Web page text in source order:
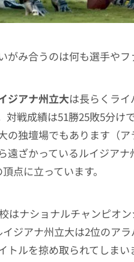
がみ合うのは何も選手やフ
ジアナ州立大は長らくラ
対戦成績は51勝25敗5分
の独壇場でもあります（
遠ざかっているルイジア
点に立っています。
はナショナルチャンピオ
ジアナ州立大は2位のア
トルを掠め取られてしま